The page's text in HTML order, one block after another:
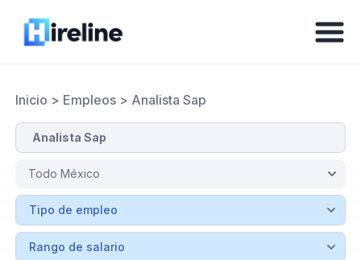
Inicio > Empleos> Analista Sap